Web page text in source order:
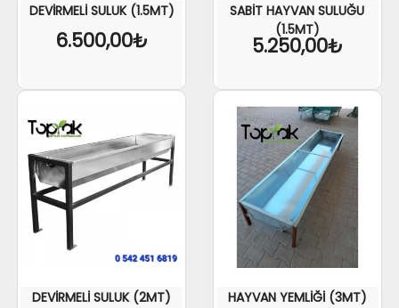
DEVİRMELİ SULUK (1.5MT)
6.500,00₺
SABİT HAYVAN SULUĞU
(1.5MT)
5.250,00₺
DEVİRMELİ SULUK (2MT) HAYVAN YEMLİĞİ (3MT)